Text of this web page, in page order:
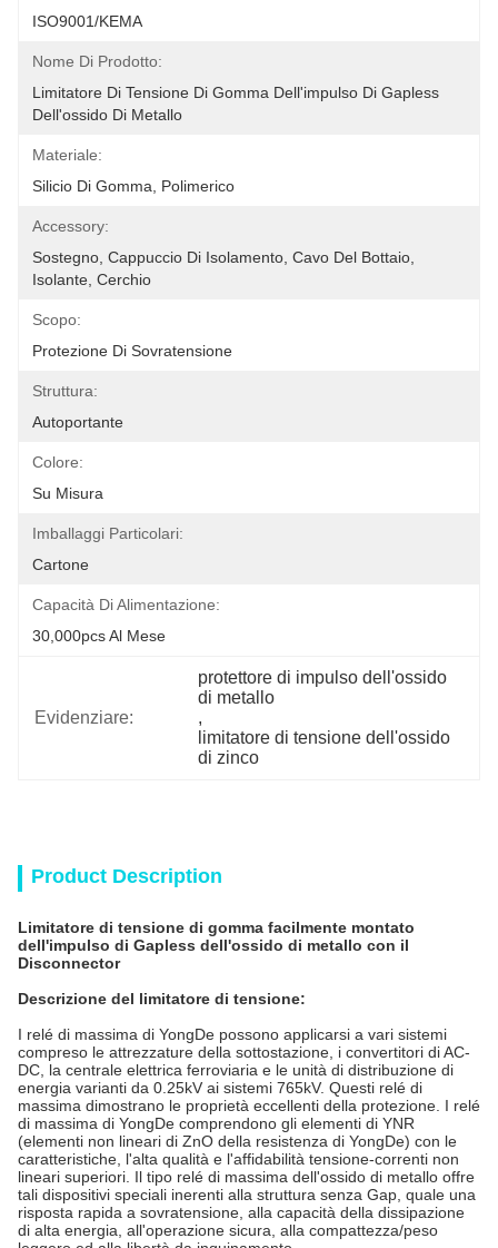
ISO9001/KEMA
Nome Di Prodotto:
Limitatore Di Tensione Di Gomma Dell'impulso Di Gapless
Dell'ossido Di Metallo
Materiale:
Silicio Di Gomma, Polimerico
Accessory:
Sostegno, Cappuccio Di Isolamento, Cavo Del Bottaio,
Isolante, Cerchio
Scopo:
Protezione Di Sovratensione
Struttura:
Autoportante
Colore:
Su Misura
Imballaggi Particolari:
Cartone
Capacità Di Alimentazione:
30,000pcs Al Mese
Evidenziare:
protettore di impulso dell'ossido
di metallo
,
limitatore di tensione dell'ossido
di zinco
Product Description
Limitatore di tensione di gomma facilmente montato
dell'impulso di Gapless dell'ossido di metallo con il
Disconnector
Descrizione del limitatore di tensione:
I relé di massima di YongDe possono applicarsi a vari sistemi
compreso le attrezzature della sottostazione, i convertitori di AC-
DC, la centrale elettrica ferroviaria e le unità di distribuzione di
energia varianti da 0.25kV ai sistemi 765kV. Questi relé di
massima dimostrano le proprietà eccellenti della protezione. I relé
di massima di YongDe comprendono gli elementi di YNR
(elementi non lineari di ZnO della resistenza di YongDe) con le
caratteristiche, l'alta qualità e l'affidabilità tensione-correnti non
lineari superiori. Il tipo relé di massima dell'ossido di metallo offre
tali dispositivi speciali inerenti alla struttura senza Gap, quale una
risposta rapida a sovratensione, alla capacità della dissipazione
di alta energia, all'operazione sicura, alla compattezza/peso